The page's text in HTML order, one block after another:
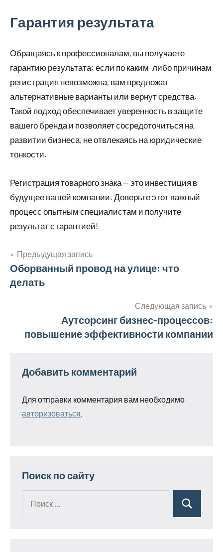
Гарантия результата
Обращаясь к профессионалам, вы получаете
гарантию результата: если по каким-либо причинам
регистрация невозможна, вам предложат
альтернативные варианты или вернут средства.
Такой подход обеспечивает уверенность в защите
вашего бренда и позволяет сосредоточиться на
развитии бизнеса, не отвлекаясь на юридические
тонкости.
Регистрация товарного знака — это инвестиция в
будущее вашей компании. Доверьте этот важный
процесс опытным специалистам и получите
результат с гарантией!
Навигация
по
Предыдущая запись
Оборванный провод на улице: что
делать
Следующая запись
Аутсорсинг бизнес-процессов:
повышение эффективности компании
Добавить комментарий
Для отправки комментария вам необходимо
авторизоваться
Поиск по сайту
Поиск